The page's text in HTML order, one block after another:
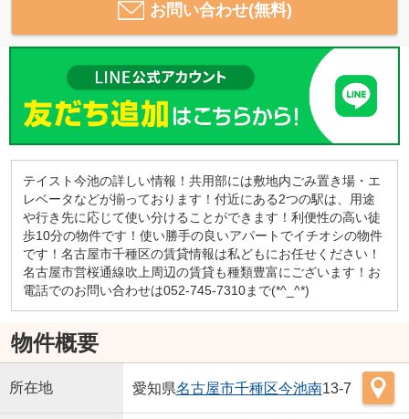
お問い合わせ(無料)
テイスト今池の詳しい情報！共用部には敷地内ごみ置き場・エ
レベータなどが揃っております！付近にある2つの駅は、用途
や行き先に応じて使い分けることができます！利便性の高い徒
歩10分の物件です！使い勝手の良いアパートでイチオシの物件
です！名古屋市千種区の賃貸情報は私どもにお任せください！
名古屋市営桜通線吹上周辺の賃貸も種類豊富にございます！お
電話でのお問い合わせは052-745-7310まで(*^_^*)
物件概要
所在地 愛知県名古屋市千種区今池南13-7